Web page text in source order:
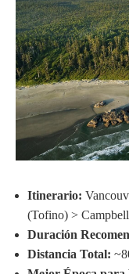
Itinerario:
(Tofino) >
Duración
Distancia Total: